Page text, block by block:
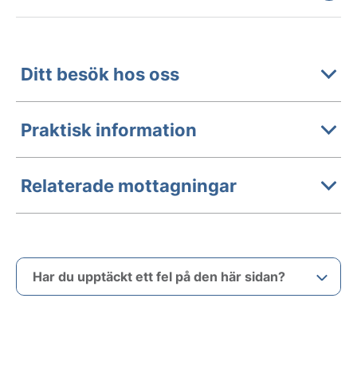
Ditt besök hos oss
Praktisk information
Relaterade mottagningar
Har du upptäckt ett fel på den här sidan?